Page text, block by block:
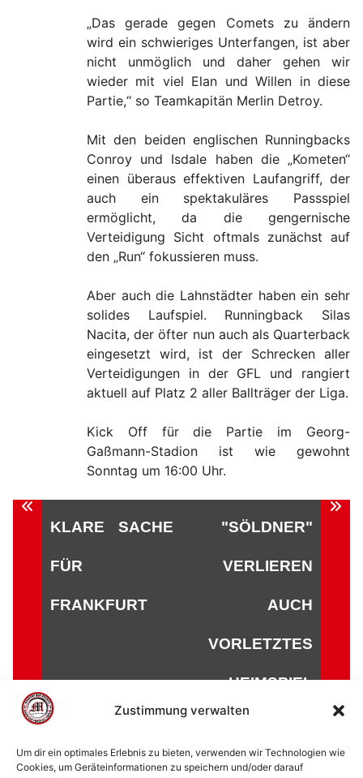
Zustimmung verwalten
Um dir ein optimales Erlebnis zu bieten, verwenden wir Technologien wie
Cookies, um Geräteinformationen zu speichern und/oder darauf
„Das gerade gegen Comets zu ändern
wird ein schwieriges Unterfangen, ist aber
nicht unmöglich und daher gehen wir
wieder mit viel Elan und Willen in diese
Partie,“ so Teamkapitän Merlin Detroy.
Mit den beiden englischen Runningbacks
Conroy und Isdale haben die „Kometen“
einen überaus effektiven Laufangriff, der
auch ein spektakuläres Passspiel
ermöglicht, da die gengernische
Verteidigung Sicht oftmals zunächst auf
den „Run“ fokussieren muss.
Aber auch die Lahnstädter haben ein sehr
solides Laufspiel. Runningback Silas
Nacita, der öfter nun auch als Quarterback
eingesetzt wird, ist der Schrecken aller
Verteidigungen in der GFL und rangiert
aktuell auf Platz 2 aller Ballträger der Liga.
Kick Off für die Partie im Georg-
Gaßmann-Stadion ist wie gewohnt
Sonntag um 16:00 Uhr.
Beitragsnavigation
KLARE SACHE
FÜR
FRANKFURT
"SÖLDNER"
VERLIEREN
AUCH
VORLETZTES
HEIMSPIEL